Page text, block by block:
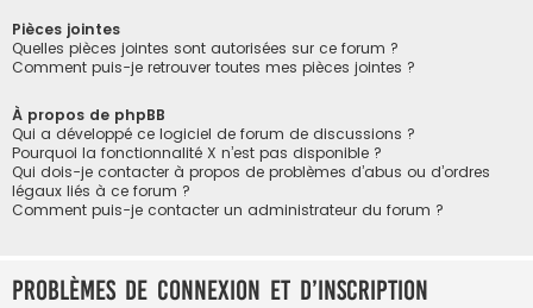
Pièces jointes
Quelles pièces jointes sont autorisées sur ce forum ?
Comment puis-je retrouver toutes mes pièces jointes ?
À propos de phpBB
Qui a développé ce logiciel de forum de discussions ?
Pourquoi la fonctionnalité X n’est pas disponible ?
Qui dois-je contacter à propos de problèmes d’abus ou d’ordres
légaux liés à ce forum ?
Comment puis-je contacter un administrateur du forum ?
Problèmes de connexion et d’inscription